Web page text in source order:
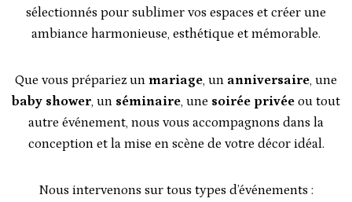
sélectionnés pour sublimer vos espaces et créer une
ambiance harmonieuse, esthétique et mémorable.
Que vous prépariez un mariage, un anniversaire, une
baby shower, un séminaire, une soirée privée ou tout
autre événement, nous vous accompagnons dans la
conception et la mise en scène de votre décor idéal.
Nous intervenons sur tous types d’événements :